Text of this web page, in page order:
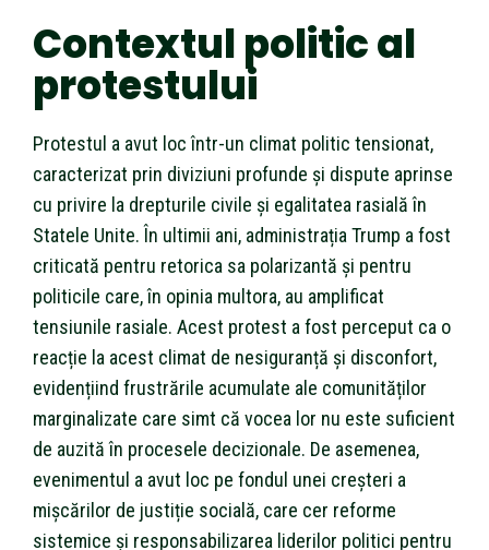
Contextul politic al
protestului
Protestul a avut loc într-un climat politic tensionat,
caracterizat prin diviziuni profunde și dispute aprinse
cu privire la drepturile civile și egalitatea rasială în
Statele Unite. În ultimii ani, administrația Trump a fost
criticată pentru retorica sa polarizantă și pentru
politicile care, în opinia multora, au amplificat
tensiunile rasiale. Acest protest a fost perceput ca o
reacție la acest climat de nesiguranță și disconfort,
evidențiind frustrările acumulate ale comunităților
marginalizate care simt că vocea lor nu este suficient
de auzită în procesele decizionale. De asemenea,
evenimentul a avut loc pe fondul unei creșteri a
mișcărilor de justiție socială, care cer reforme
sistemice și responsabilizarea liderilor politici pentru